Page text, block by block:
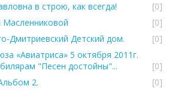
в строю, как всегда!
[0]
[0]
Дмитриевский Детский дом.
[0]
«Авиатриса» 5 октября 2011г.
"Песен достойны"...
[0]
2.
[0]